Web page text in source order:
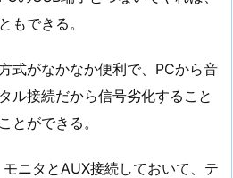
もできる。
式がなかなか便利で、PCから音
ル接続だから信号劣化すること
とができる。
ニタとAUX接続しておいて、テ